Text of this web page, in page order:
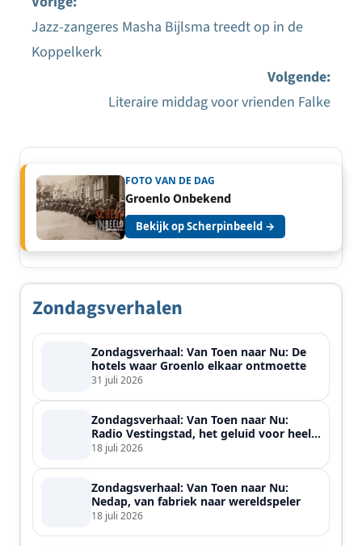
Bericht
Jazz-zangeres Masha Bijlsma treedt op in de
Koppelkerk
Volgende:
Literaire middag voor vrienden Falke
FOTO VAN DE DAG
Groenlo Onbekend
Bekijk op Scherpinbeeld →
Zondagsverhalen
Zondagsverhaal: Van Toen naar Nu: De
hotels waar Groenlo elkaar ontmoette
31 juli 2026
Zondagsverhaal: Van Toen naar Nu:
Radio Vestingstad, het geluid voor heel
de streek
18 juli 2026
Zondagsverhaal: Van Toen naar Nu:
Nedap, van fabriek naar wereldspeler
18 juli 2026